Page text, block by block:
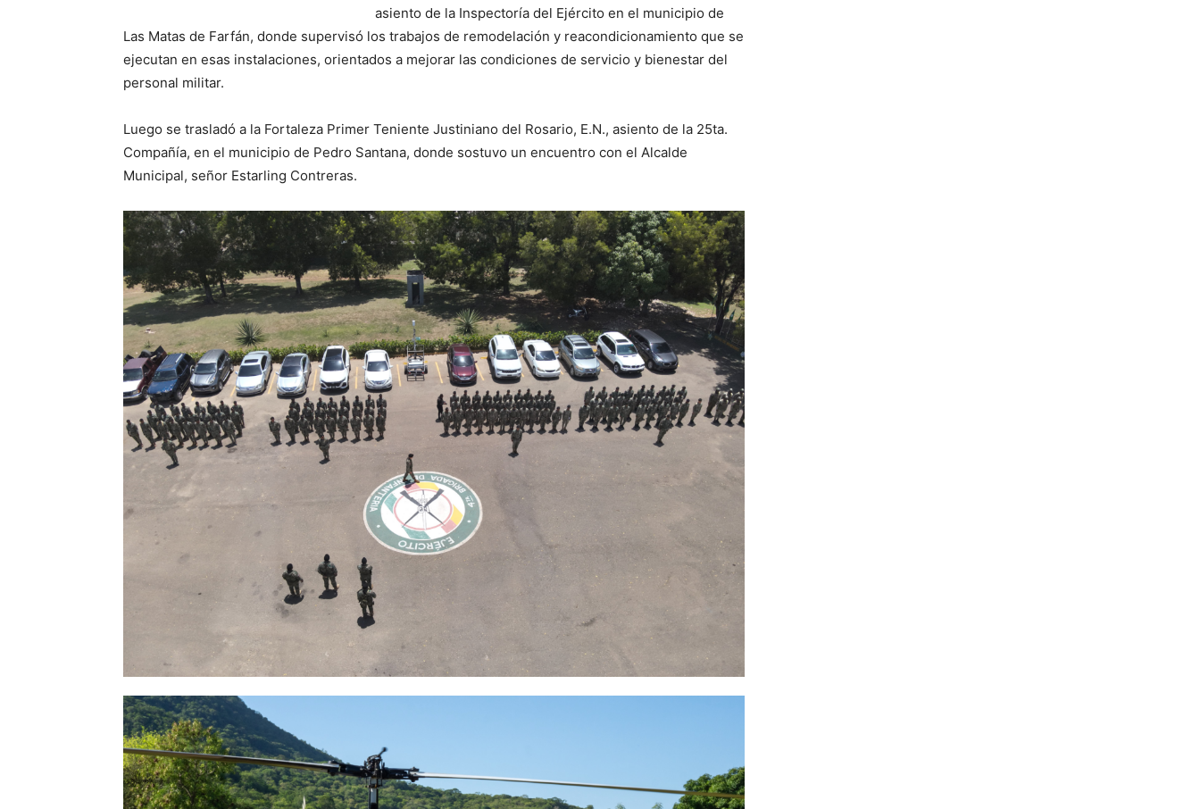
asiento de la Inspectoría del Ejército en el municipio de
Las Matas de Farfán, donde supervisó los trabajos de remodelación y reacondicionamiento que se
ejecutan en esas instalaciones, orientados a mejorar las condiciones de servicio y bienestar del
personal militar.
Luego se trasladó a la Fortaleza Primer Teniente Justiniano del Rosario, E.N., asiento de la 25ta.
Compañía, en el municipio de Pedro Santana, donde sostuvo un encuentro con el Alcalde
Municipal, señor Estarling Contreras.